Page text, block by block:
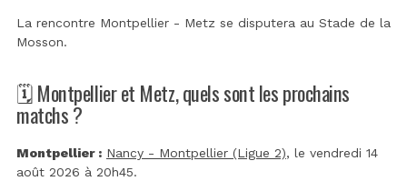
La rencontre Montpellier - Metz se disputera au Stade de la
Mosson.
🗓️ Montpellier et Metz, quels sont les prochains
matchs ?
Montpellier : Nancy - Montpellier (Ligue 2), le vendredi 14
août 2026 à 20h45.